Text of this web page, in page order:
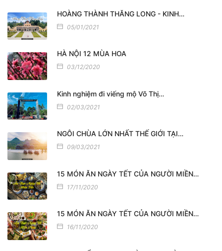
HOÀNG THÀNH THĂNG LONG - KINH…
05/01/2021
HÀ NỘI 12 MÙA HOA
03/12/2020
Kinh nghiệm đi viếng mộ Võ Thị…
02/03/2021
NGÔI CHÙA LỚN NHẤT THẾ GIỚI TẠI…
09/03/2021
15 MÓN ĂN NGÀY TẾT CỦA NGƯỜI MIỀN…
17/11/2020
15 MÓN ĂN NGÀY TẾT CỦA NGƯỜI MIỀN…
16/11/2020